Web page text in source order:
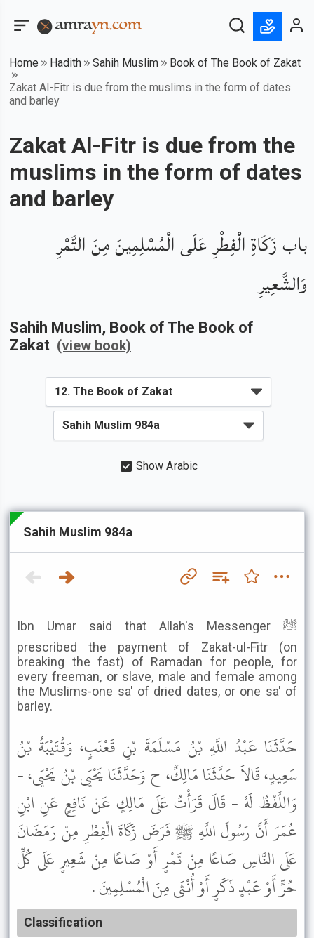
Home Hadith Sahih Muslim
Book of The Book of Zakat
Zakat Al-Fitr is due from the muslims in the form of dates
and barley
Zakat Al-Fitr is due from the
muslims in the form of dates
and barley
باب زَكَاةِ الْفِطْرِ عَلَى الْمُسْلِمِينَ مِنَ التَّمْرِ
وَالشَّعِيرِ
Sahih Muslim, Book of The Book of
Zakat (view book)
Show Arabic
Sahih Muslim 984a
Ibn Umar said that Allah's Messenger ﷺ
prescribed the payment of Zakat-ul-Fitr (on
breaking the fast) of Ramadan for people, for
every freeman, or slave, male and female among
the Muslims-one sa' of dried dates, or one sa' of
barley.
حَدَّثَنَا عَبْدُ اللَّهِ بْنُ مَسْلَمَةَ بْنِ قَعْنَبٍ، وَقُتَيْبَةُ بْنُ
سَعِيدٍ، قَالاَ حَدَّثَنَا مَالِكٌ، ح وَحَدَّثَنَا يَحْيَى بْنُ يَحْيَى، -
وَاللَّفْظُ لَهُ - قَالَ قَرَأْتُ عَلَى مَالِكٍ عَنْ نَافِعٍ عَنِ ابْنِ
عُمَرَ أَنَّ رَسُولَ اللَّهِ ﷺ فَرَضَ زَكَاةَ الْفِطْرِ مِنْ رَمَضَانَ
عَلَى النَّاسِ صَاعًا مِنْ تَمْرٍ أَوْ صَاعًا مِنْ شَعِيرٍ عَلَى كُلِّ
حُرٍّ أَوْ عَبْدٍ ذَكَرٍ أَوْ أُنْثَى مِنَ الْمُسْلِمِينَ .
Classification